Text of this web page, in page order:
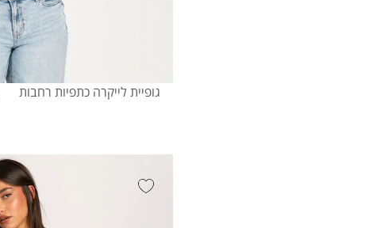
גופיית לייקרה כתפיות רחבות